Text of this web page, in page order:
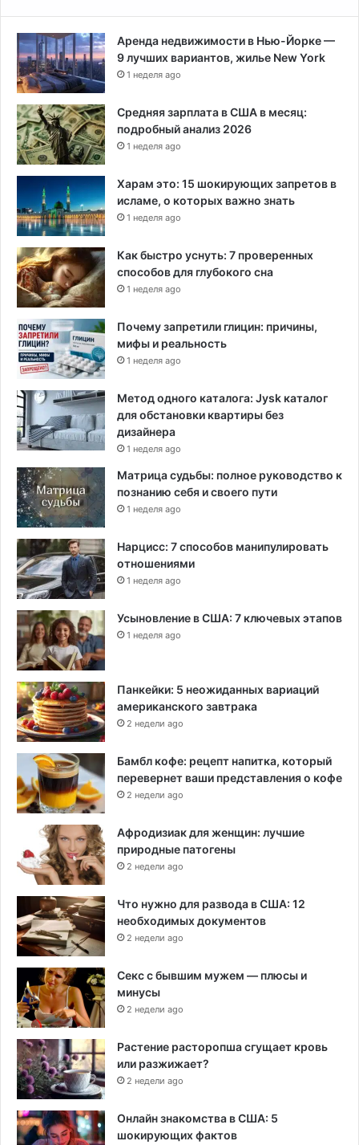
Аренда недвижимости в Нью-Йорке —
9 лучших вариантов, жилье New York
1 неделя ago
Средняя зарплата в США в месяц:
подробный анализ 2026
1 неделя ago
Харам это: 15 шокирующих запретов в
исламе, о которых важно знать
1 неделя ago
Как быстро уснуть: 7 проверенных
способов для глубокого сна
1 неделя ago
Почему запретили глицин: причины,
мифы и реальность
1 неделя ago
Метод одного каталога: Jysk каталог
для обстановки квартиры без
дизайнера
1 неделя ago
Матрица судьбы: полное руководство к
познанию себя и своего пути
1 неделя ago
Нарцисс: 7 способов манипулировать
отношениями
1 неделя ago
Усыновление в США: 7 ключевых этапов
1 неделя ago
Панкейки: 5 неожиданных вариаций
американского завтрака
2 недели ago
Бамбл кофе: рецепт напитка, который
перевернет ваши представления о кофе
2 недели ago
Афродизиак для женщин: лучшие
природные патогены
2 недели ago
Что нужно для развода в США: 12
необходимых документов
2 недели ago
Секс с бывшим мужем — плюсы и
минусы
2 недели ago
Растение расторопша сгущает кровь
или разжижает?
2 недели ago
Онлайн знакомства в США: 5
шокирующих фактов